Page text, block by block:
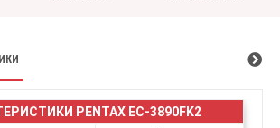
PENTAX EC-3890FK2